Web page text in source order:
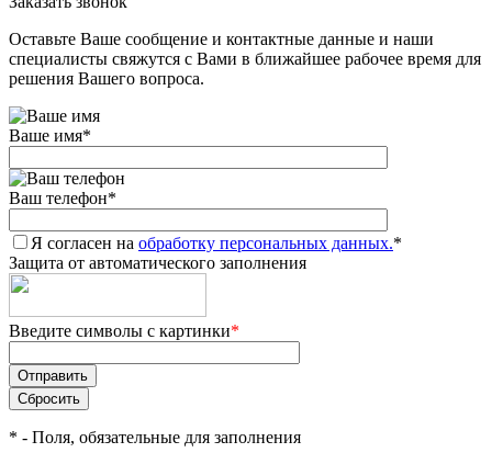
Оставьте Ваше сообщение и контактные данные и наши
специалисты свяжутся с Вами в ближайшее рабочее время для
решения Вашего вопроса.
Ваше имя*
Ваш телефон*
Я согласен на обработку персональных данных.*
Защита от автоматического заполнения
Введите символы с картинки*
* - Поля, обязательные для заполнения